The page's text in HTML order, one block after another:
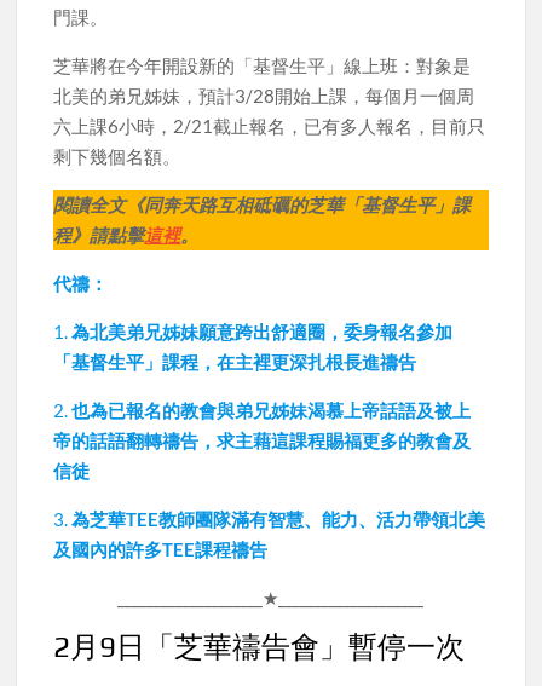
門課。
芝華將在今年開設新的「基督生平」線上班：對象是
北美的弟兄姊妹，預計3/28開始上課，每個月一個周
六上課6小時，2/21截止報名，已有多人報名，目前只
剩下幾個名額。
閱讀全文《同奔天路互相砥礪的芝華「基督生平」課
程》請點擊這裡。
代禱：
1.為北美弟兄姊妹願意跨出舒適圈，委身報名參加
「基督生平」課程，在主裡更深扎根長進禱告
2.也為已報名的教會與弟兄姊妹渴慕上帝話語及被上
帝的話語翻轉禱告，求主藉這課程賜福更多的教會及
信徒
3.為芝華TEE教師團隊滿有智慧、能力、活力帶領北美
及國內的許多TEE課程禱告
____________________★____________________
2月9日「芝華禱告會」暫停一次